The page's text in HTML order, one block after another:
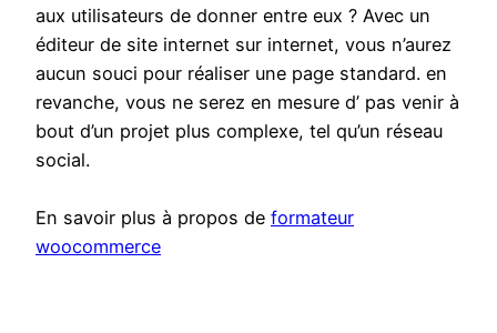
aux utilisateurs de donner entre eux ? Avec un
éditeur de site internet sur internet, vous n’aurez
aucun souci pour réaliser une page standard. en
revanche, vous ne serez en mesure d’ pas venir à
bout d’un projet plus complexe, tel qu’un réseau
social.
En savoir plus à propos de formateur
woocommerce